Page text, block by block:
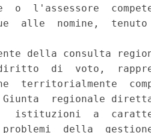
o  l'assessore
alle  nomine,
della consulta
di  voto,
territorialmente
regionale
istituzioni  a
della